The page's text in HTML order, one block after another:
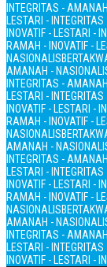
INTEGRITAS -
LESTARI -
INOVATIF - LESTARI -
RAMAH - INOVATIF -
NASIONALIS
AMANAH -
INTEGRITAS -
LESTARI -
INOVATIF - LESTARI -
RAMAH - INOVATIF -
NASIONALIS
AMANAH -
INTEGRITAS -
LESTARI -
INOVATIF - LESTARI -
RAMAH - INOVATIF -
NASIONALIS
AMANAH -
INTEGRITAS -
LESTARI -
INOVATIF - LESTARI -